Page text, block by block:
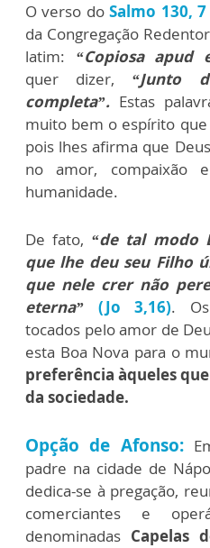
O verso doSalmo 130, 7
da Congregação
latim: “Copiosa apud
quer dizer, “Junto
completa”. Estas
muito bem o espírito
pois lhes afirma que
no amor, compaixão
humanidade.
De fato, “de tal modo
que lhe deu seu Filho
que nele crer não
eterna” (Jo 3,16).
tocados pelo amor de
esta Boa Nova para o
preferência àqueles
da sociedade.
Opção de Afonso:
padre na cidade de
dedica-se à pregação,
comerciantes e
denominadas Capelas